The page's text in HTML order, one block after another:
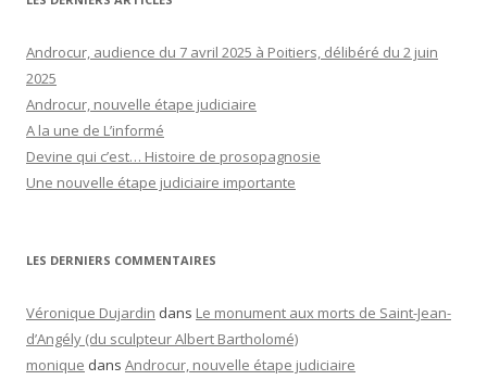
Androcur, audience du 7 avril 2025 à Poitiers, délibéré du 2 juin
2025
Androcur, nouvelle étape judiciaire
A la une de L’informé
Devine qui c’est… Histoire de prosopagnosie
Une nouvelle étape judiciaire importante
LES DERNIERS COMMENTAIRES
Véronique Dujardin dans Le monument aux morts de Saint-Jean-
d’Angély (du sculpteur Albert Bartholomé)
monique dans Androcur, nouvelle étape judiciaire